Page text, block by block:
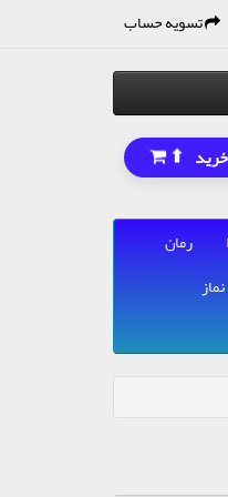
تسویه حساب
⬆
رمان
نماز